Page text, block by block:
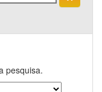
pesquisa.